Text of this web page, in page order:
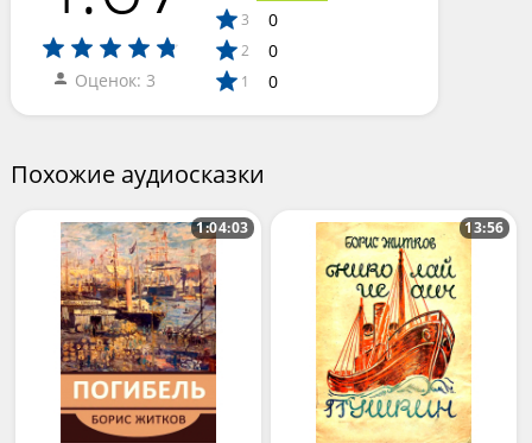
Оценок: 3
3 0
2 0
1 0
Похожие аудиосказки
1:04:03 13:56